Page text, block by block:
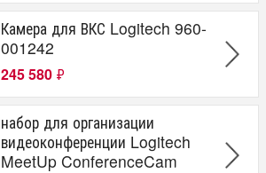
Камера для ВКС Logitech 960-
001242
245 580 ₽
набор для организации
видеоконференции Logitech
MeetUp ConferenceCam